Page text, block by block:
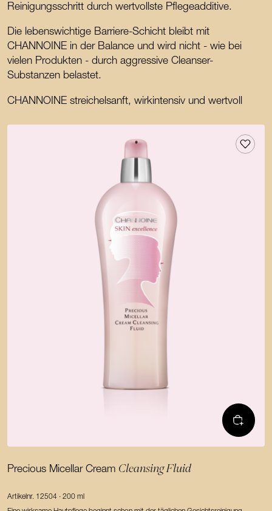
Reinigungsschritt durch wertvollste Pflegeadditive.
Die lebenswichtige Barriere-Schicht bleibt mit
CHANNOINE in der Balance und wird nicht - wie bei
vielen Produkten - durch aggressive Cleanser-
Substanzen belastet.
CHANNOINE streichelsanft, wirkintensiv und wertvoll
Precious Micellar Cream Cleansing Fluid
Artikelnr. 12504 · 200 ml